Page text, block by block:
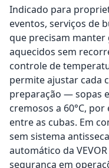
Indicado para
eventos, serviços de
que precisam manter
aquecidos sem
controle de
permite ajustar cada
preparação — sopas
cremosos a 60°C,
entre as cubas. Em
sem sistema
automático da
segurança em